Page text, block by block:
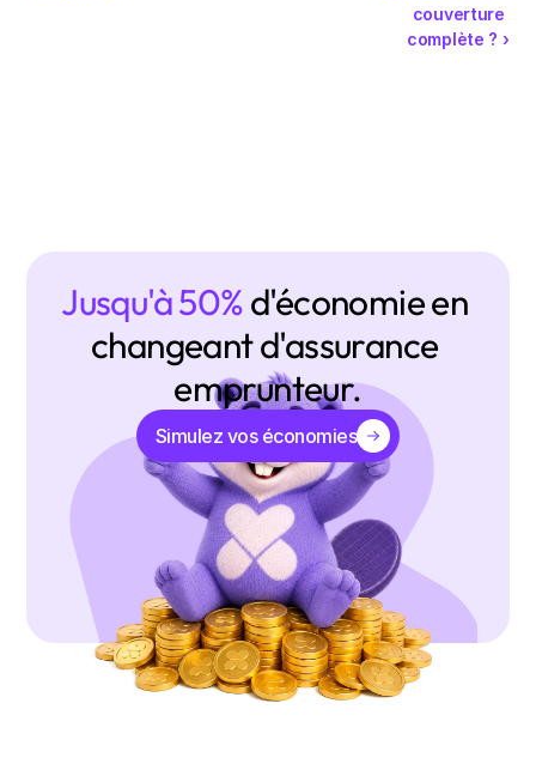
couverture
complète ? ›
Jusqu'à 50% d'économie en
changeant d'assurance
emprunteur.
Simulez vos économies